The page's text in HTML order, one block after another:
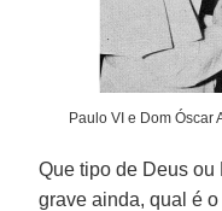
Paulo VI e Dom Óscar
Que tipo de Deus
grave ainda, qual é